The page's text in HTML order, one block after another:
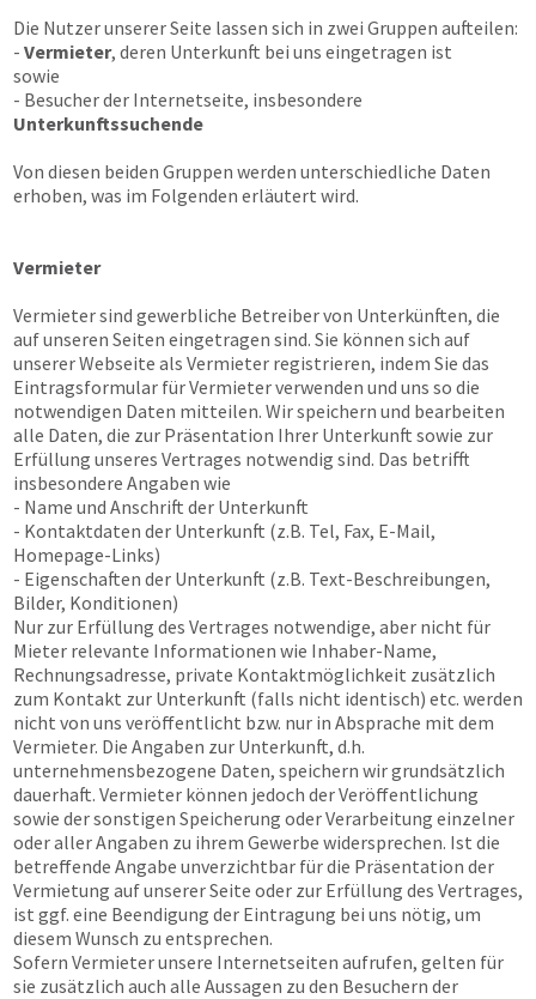
Die Nutzer unserer Seite lassen sich in zwei Gruppen aufteilen:
- Vermieter, deren Unterkunft bei uns eingetragen ist
sowie
- Besucher der Internetseite, insbesondere
Unterkunftssuchende
Von diesen beiden Gruppen werden unterschiedliche Daten
erhoben, was im Folgenden erläutert wird.
Vermieter
Vermieter sind gewerbliche Betreiber von Unterkünften, die
auf unseren Seiten eingetragen sind. Sie können sich auf
unserer Webseite als Vermieter registrieren, indem Sie das
Eintragsformular für Vermieter verwenden und uns so die
notwendigen Daten mitteilen. Wir speichern und bearbeiten
alle Daten, die zur Präsentation Ihrer Unterkunft sowie zur
Erfüllung unseres Vertrages notwendig sind. Das betrifft
insbesondere Angaben wie
- Name und Anschrift der Unterkunft
- Kontaktdaten der Unterkunft (z.B. Tel, Fax, E-Mail,
Homepage-Links)
- Eigenschaften der Unterkunft (z.B. Text-Beschreibungen,
Bilder, Konditionen)
Nur zur Erfüllung des Vertrages notwendige, aber nicht für
Mieter relevante Informationen wie Inhaber-Name,
Rechnungsadresse, private Kontaktmöglichkeit zusätzlich
zum Kontakt zur Unterkunft (falls nicht identisch) etc. werden
nicht von uns veröffentlicht bzw. nur in Absprache mit dem
Vermieter. Die Angaben zur Unterkunft, d.h.
unternehmensbezogene Daten, speichern wir grundsätzlich
dauerhaft. Vermieter können jedoch der Veröffentlichung
sowie der sonstigen Speicherung oder Verarbeitung einzelner
oder aller Angaben zu ihrem Gewerbe widersprechen. Ist die
betreffende Angabe unverzichtbar für die Präsentation der
Vermietung auf unserer Seite oder zur Erfüllung des Vertrages,
ist ggf. eine Beendigung der Eintragung bei uns nötig, um
diesem Wunsch zu entsprechen.
Sofern Vermieter unsere Internetseiten aufrufen, gelten für
sie zusätzlich auch alle Aussagen zu den Besuchern der